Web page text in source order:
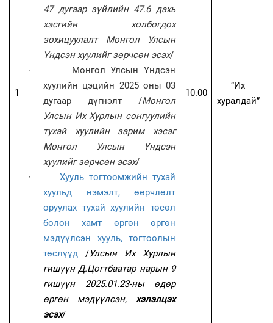
1
47 дугаар зүйлийн 47.6 дахь
хэсгийн холбогдох
зохицуулалт Монгол Улсын
Үндсэн хуулийг зөрчсөн эсэх/
·
Монгол Улсын Үндсэн
хуулийн цэцийн 2025 оны 03
дугаар дүгнэлт /Монгол
Улсын Их Хурлын сонгуулийн
тухай хуулийн зарим хэсэг
Монгол Улсын Үндсэн
хуулийг зөрчсөн эсэх/
·
Хууль тогтоомжийн тухай
хуульд нэмэлт, өөрчлөлт
оруулах тухай хуулийн төсөл
болон хамт өргөн өргөн
мэдүүлсэн хууль, тогтоолын
төслүүд /Улсын Их Хурлын
гишүүн Д.Цогтбаатар нарын 9
гишүүн 2025.01.23-ны өдөр
өргөн мэдүүлсэн, хэлэлцэх
эсэх/
10.00
“Их
хуралдай”